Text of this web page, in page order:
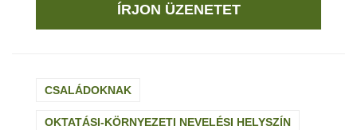
ÍRJON ÜZENETET
CSALÁDOKNAK
OKTATÁSI-KÖRNYEZETI NEVELÉSI HELYSZÍN